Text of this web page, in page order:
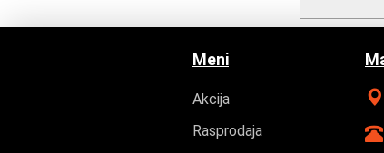
Meni
Akcija
Rasprodaja